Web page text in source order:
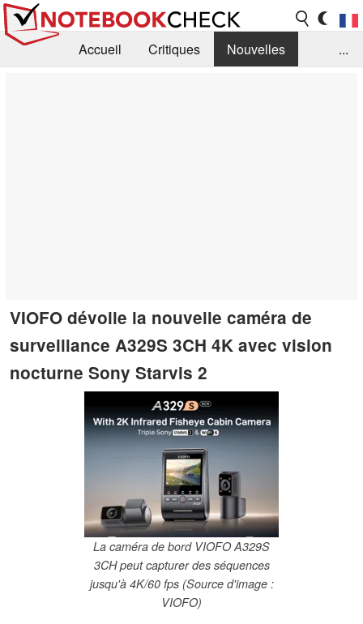
Accueil Critiques
Nouvelles
...
VIOFO dévoile la nouvelle caméra de
surveillance A329S 3CH 4K avec vision
nocturne Sony Starvis 2
La caméra de bord VIOFO A329S
3CH peut capturer des séquences
jusqu'à 4K/60 fps (Source d'image :
VIOFO)